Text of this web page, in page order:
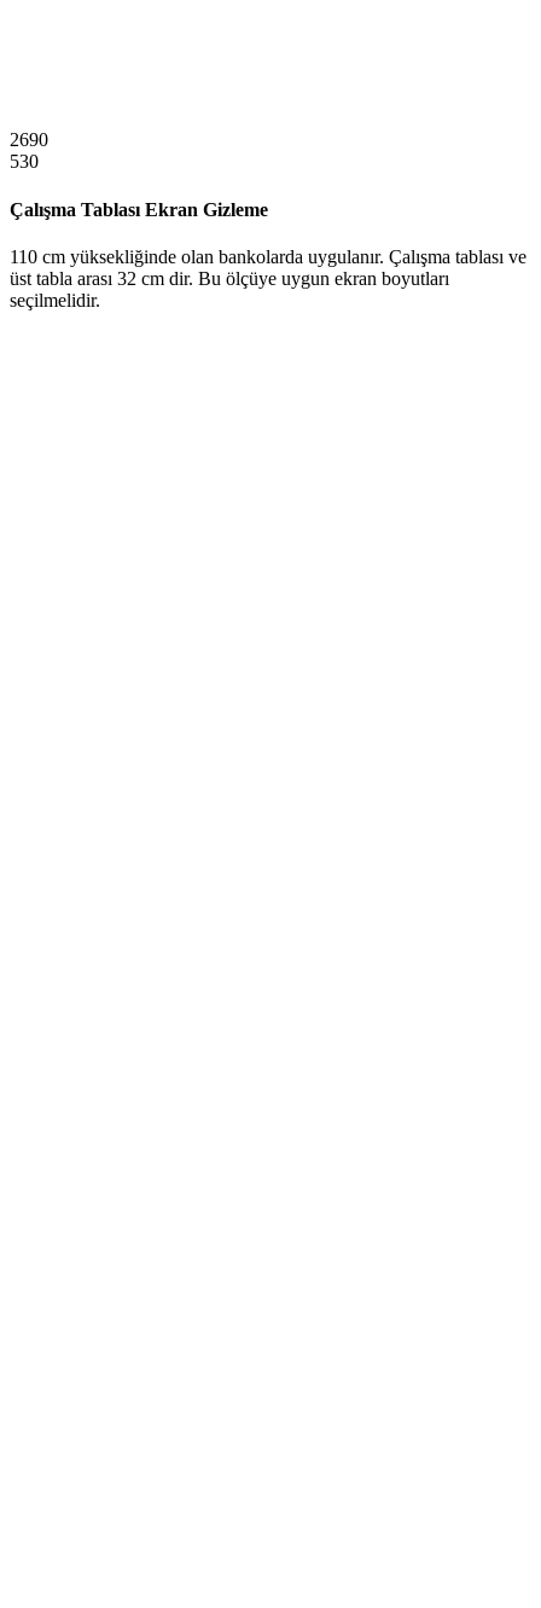
2690
530
Çalışma Tablası Ekran Gizleme
110 cm yüksekliğinde olan bankolarda uygulanır. Çalışma tablası ve
üst tabla arası 32 cm dir. Bu ölçüye uygun ekran boyutları
seçilmelidir.